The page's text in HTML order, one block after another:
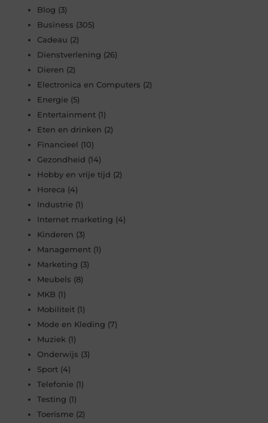
Blog (3)
Business (305)
Cadeau (2)
Dienstverlening (26)
Dieren (2)
Electronica en Computers (2)
Energie (5)
Entertainment (1)
Eten en drinken (2)
Financieel (10)
Gezondheid (14)
Hobby en vrije tijd (2)
Horeca (4)
Industrie (1)
Internet marketing (4)
Kinderen (3)
Management (1)
Marketing (3)
Meubels (8)
MKB (1)
Mobiliteit (1)
Mode en Kleding (7)
Muziek (1)
Onderwijs (3)
Sport (4)
Telefonie (1)
Testing (1)
Toerisme (2)